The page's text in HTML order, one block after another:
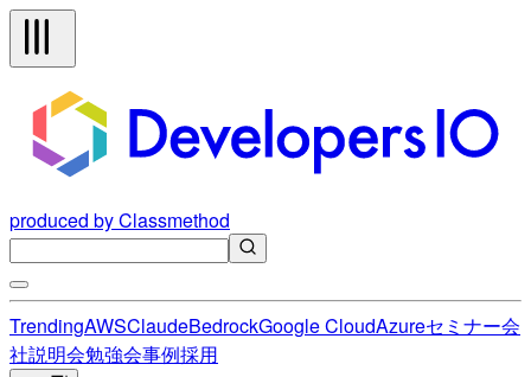
produced by Classmethod
TrendingAWSClaudeBedrockGoogle CloudAzureセミナー会
社説明会勉強会事例採用